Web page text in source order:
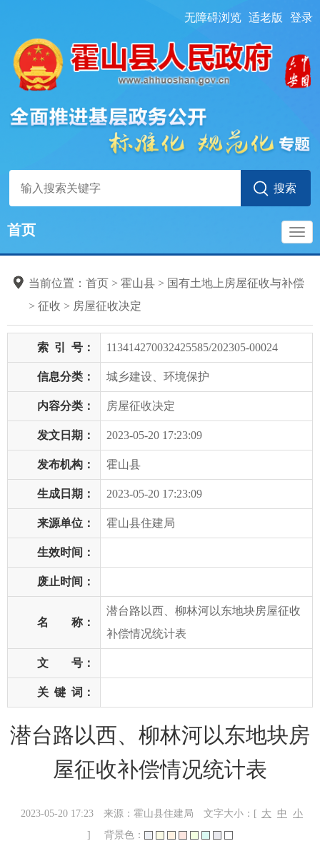
无障碍浏览 适老版 登录
首页
当前位置： 首页 > 霍山县 > 国有土地上房屋征收与补偿
> 征收 > 房屋征收决定
索 引 号： 113414270032425585/202305-00024
信息分类： 城乡建设、环境保护
内容分类： 房屋征收决定
发文日期： 2023-05-20 17:23:09
发布机构： 霍山县
生成日期： 2023-05-20 17:23:09
来源单位： 霍山县住建局
生效时间：
废止时间：
名 称：
潜台路以西、柳林河以东地块房屋征收
补偿情况统计表
文 号：
关 键 词：
潜台路以西、柳林河以东地块房
屋征收补偿情况统计表
2023-05-20 17:23 来源：霍山县住建局 文字大小：[ 大 中
小
]
背景色：